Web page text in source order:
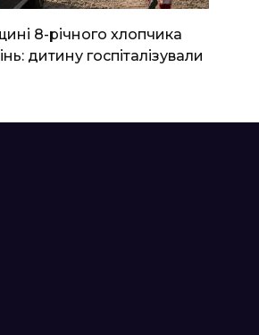
8-річного хлопчика
дитину госпіталізували